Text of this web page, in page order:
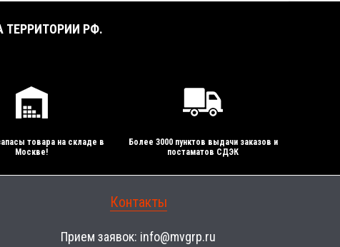
РФ.
товара на складе в
Москве!
Более 3000 пунктов выдачи заказов и
постаматов СДЭК
Контакты
Прием заявок: info@mvgrp.ru